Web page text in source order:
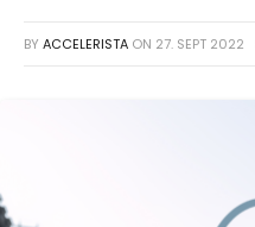
BY ACCELERISTA ON 27. SEPT 2022